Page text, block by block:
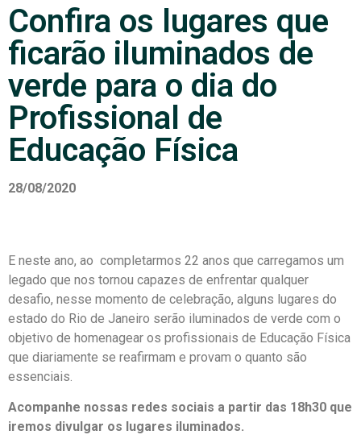
Confira os lugares que
ficarão iluminados de
verde para o dia do
Profissional de
Educação Física
28/08/2020
E neste ano, ao completarmos 22 anos que carregamos um
legado que nos tornou capazes de enfrentar qualquer
desafio, nesse momento de celebração, alguns lugares do
estado do Rio de Janeiro serão iluminados de verde com o
objetivo de homenagear os profissionais de Educação Física
que diariamente se reafirmam e provam o quanto são
essenciais.
Acompanhe nossas redes sociais a partir das 18h30 que
iremos divulgar os lugares iluminados.